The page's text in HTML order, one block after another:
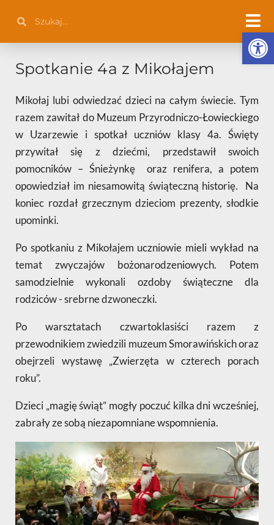
treści
Spotkanie 4a z Mikołajem
Mikołaj lubi odwiedzać dzieci na całym świecie. Tym
razem zawitał do Muzeum Przyrodniczo-Łowieckiego
w Uzarzewie i spotkał uczniów klasy 4a. Święty
przywitał się z dziećmi, przedstawił swoich
pomocników – Śnieżynkę oraz renifera, a potem
opowiedział im niesamowitą świąteczną historię. Na
koniec rozdał grzecznym dzieciom prezenty, słodkie
upominki.
Po spotkaniu z Mikołajem uczniowie mieli wykład na
temat zwyczajów bożonarodzeniowych. Potem
samodzielnie wykonali ozdoby świąteczne dla
rodziców - srebrne dzwoneczki.
Po warsztatach czwartoklasiści razem z
przewodnikiem zwiedzili muzeum Smorawińskich oraz
obejrzeli wystawę „Zwierzęta w czterech porach
roku”.
Dzieci „magię świąt” mogły poczuć kilka dni wcześniej,
zabrały ze sobą niezapomniane wspomnienia.